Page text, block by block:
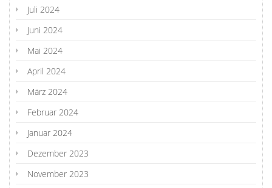
Juli 2024
Juni 2024
Mai 2024
April 2024
März 2024
Februar 2024
Januar 2024
Dezember 2023
November 2023